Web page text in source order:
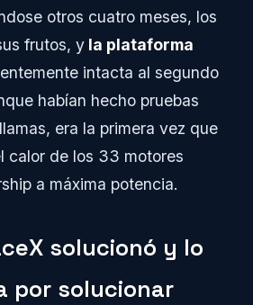
otros cuatro meses, los
frutos, y la plataforma
intacta al segundo
habían hecho pruebas
era la primera vez que
calor de los 33 motores
a máxima potencia.
solucionó y lo
por solucionar